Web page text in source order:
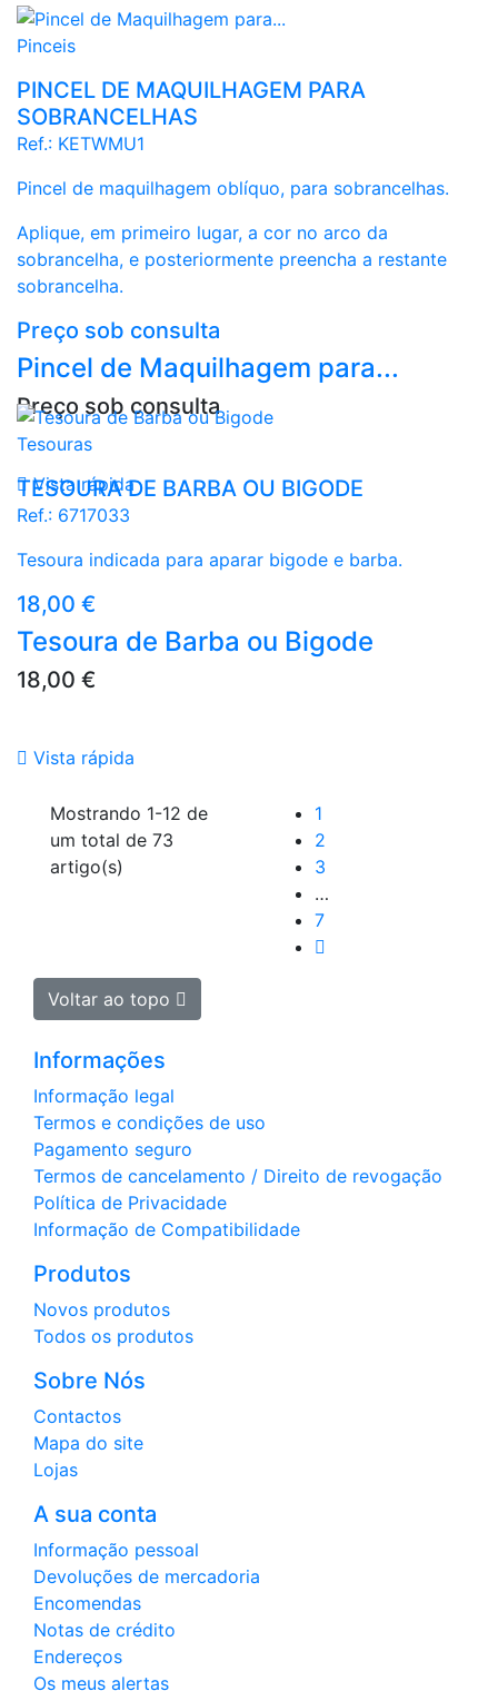
Pinceis
PINCEL DE MAQUILHAGEM PARA
SOBRANCELHAS
Ref.: KETWMU1
Pincel de maquilhagem oblíquo, para sobrancelhas.
Aplique, em primeiro lugar, a cor no arco da
sobrancelha, e posteriormente preencha a restante
sobrancelha.
Preço sob consulta
Pincel de Maquilhagem para...
Preço sob consulta
Vista rápida
Tesouras
TESOURA DE BARBA OU BIGODE
Ref.: 6717033
Tesoura indicada para aparar bigode e barba.
Preço
18,00 €
Tesoura de Barba ou Bigode
Preço
18,00 €
 Vista rápida
Mostrando 1-12 de
um total de 73
artigo(s)
1
2
3
…
7
Próximo

Voltar ao topo 
Informações
Informação legal
Termos e condições de uso
Pagamento seguro
Termos de cancelamento / Direito de revogação
Política de Privacidade
Informação de Compatibilidade
Produtos
Novos produtos
Todos os produtos
Sobre Nós
Contactos
Mapa do site
Lojas
A sua conta
Informação pessoal
Devoluções de mercadoria
Encomendas
Notas de crédito
Endereços
Os meus alertas